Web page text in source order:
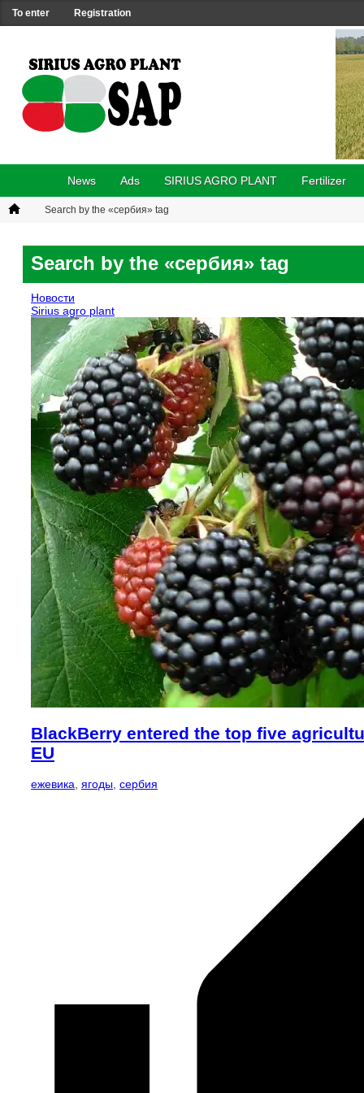
To enter Registration
News Ads SIRIUS AGRO PLANT Fertilizer
Search by the «сербия» tag
Search by the «сербия» tag
Новости
Sirius agro plant
BlackBerry entered the top five
EU
ежевика ягоды сербия